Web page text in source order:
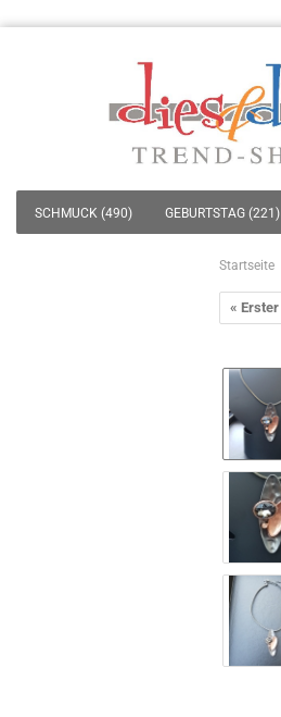
SCHMUCK (490) GEBURTSTAG (221)
Startseite
« Erster